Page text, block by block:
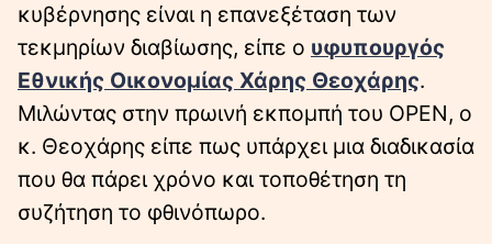
κυβέρνησης είναι η επανεξέταση των
τεκμηρίων διαβίωσης, είπε ο υφυπουργός
Εθνικής Οικονομίας Χάρης Θεοχάρης.
Μιλώντας στην πρωινή εκπομπή του OPEN, ο
κ. Θεοχάρης είπε πως υπάρχει μια διαδικασία
που θα πάρει χρόνο και τοποθέτηση τη
συζήτηση το φθινόπωρο.